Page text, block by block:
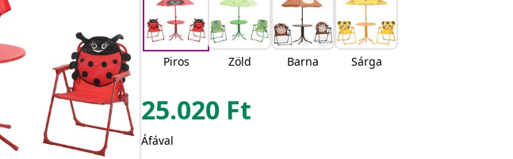
Piros Zöld Barna Sárga
25.020 Ft
Áfával